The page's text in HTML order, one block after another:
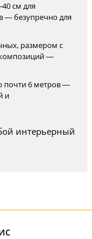
см для
— безупречно для
размером с
—
почти 6 метров —
и
интерьерный